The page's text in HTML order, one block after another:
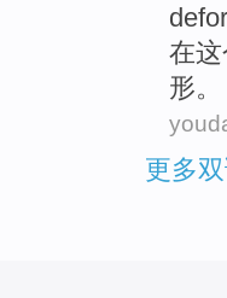
在
形。
更多